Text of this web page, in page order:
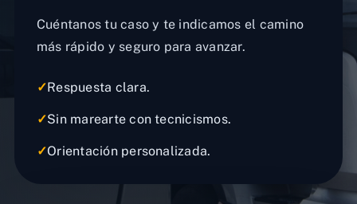
Cuéntanos tu caso y te indicamos el camino
más rápido y seguro para avanzar.
✓Respuesta clara.
✓Sin marearte con tecnicismos.
✓Orientación personalizada.